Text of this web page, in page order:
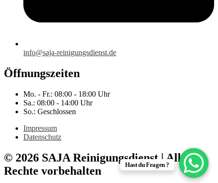
info@saja-reinigungsdienst.de
Öffnungszeiten
Mo. - Fr.: 08:00 - 18:00 Uhr
Sa.: 08:00 - 14:00 Uhr
So.: Geschlossen
Impressum
Datenschutz
© 2026 SAJA Reinigungsdienst | Alle
Rechte vorbehalten
Hast du Fragen ?